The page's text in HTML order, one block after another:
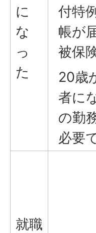
に
な
っ
た
付特
帳が
被保
20歳
者に
の勤
必要
就職